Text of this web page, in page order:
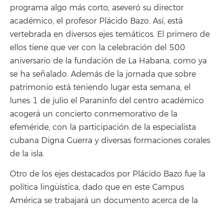
programa algo más corto, aseveró su director
académico, el profesor Plácido Bazo. Así, está
vertebrada en diversos ejes temáticos. El primero de
ellos tiene que ver con la celebración del 500
aniversario de la fundación de La Habana, como ya
se ha señalado. Además de la jornada que sobre
patrimonio está teniendo lugar esta semana, el
lunes 1 de julio el Paraninfo del centro académico
acogerá un concierto conmemorativo de la
efeméride, con la participación de la especialista
cubana Digna Guerra y diversas formaciones corales
de la isla.
Otro de los ejes destacados por Plácido Bazo fue la
política lingüística, dado que en este Campus
América se trabajará un documento acerca de la